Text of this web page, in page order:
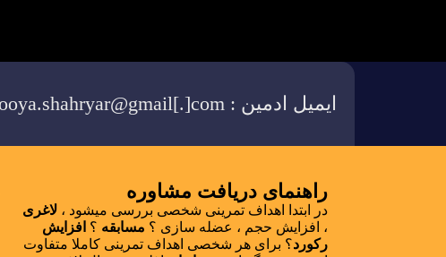
ایمیل ادمین : pooya.shahryar@gmail[.]com
راهنمای دریافت مشاوره
در ابتدا اهداف تمرینی شخصی بررسی میشود ، لاغری
، افزایش حجم ، عضله سازی ؟ مسابقه ؟ افزایش
رکورد؟ برای هر شخصی اهداف تمرینی کاملا متفاوت